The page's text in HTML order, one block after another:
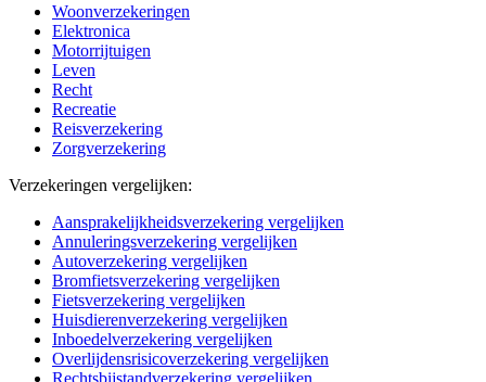
Woonverzekeringen
Elektronica
Motorrijtuigen
Leven
Recht
Recreatie
Reisverzekering
Zorgverzekering
Verzekeringen vergelijken:
Aansprakelijkheidsverzekering vergelijken
Annuleringsverzekering vergelijken
Autoverzekering vergelijken
Bromfietsverzekering vergelijken
Fietsverzekering vergelijken
Huisdierenverzekering vergelijken
Inboedelverzekering vergelijken
Overlijdensrisicoverzekering vergelijken
Rechtsbijstandverzekering vergelijken